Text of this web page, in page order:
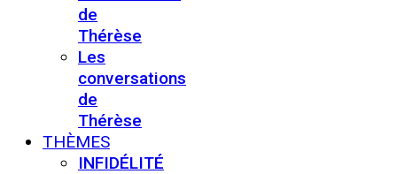
de
Thérèse
Les
conversations
de
Thérèse
THÈMES
INFIDÉLITÉ